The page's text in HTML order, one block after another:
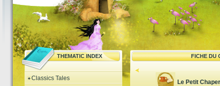
THEMATIC INDEX FICHE DU
Classics Tales
Le Petit